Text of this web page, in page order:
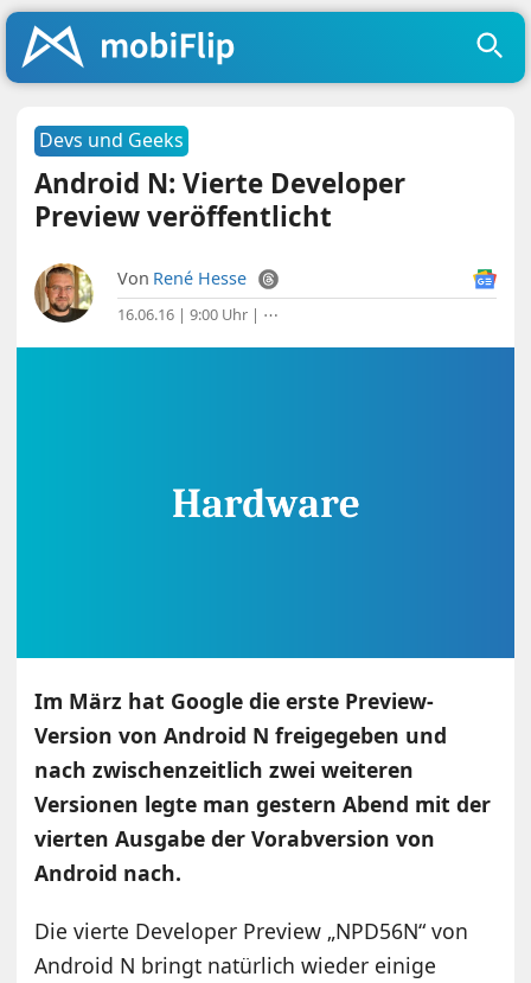
Devs und Geeks
Android N: Vierte Developer
Preview veröffentlicht
Von René Hesse
16.06.16 | 9:00 Uhr | ⋯
Im März hat Google die erste Preview-
Version von Android N freigegeben und
nach zwischenzeitlich zwei weiteren
Versionen legte man gestern Abend mit der
vierten Ausgabe der Vorabversion von
Android nach.
Die vierte Developer Preview „NPD56N“ von
Android N bringt natürlich wieder einige